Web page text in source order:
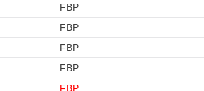
FBP
FBP
FBP
FBP
FBP